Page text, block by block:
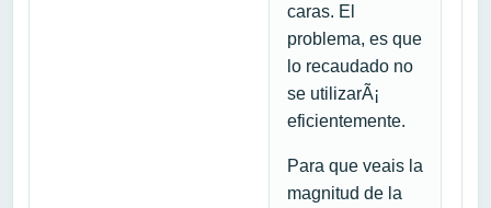
caras. El
problema, es que
lo recaudado no
se utilizarÃ¡
eficientemente.
Para que veais la
magnitud de la